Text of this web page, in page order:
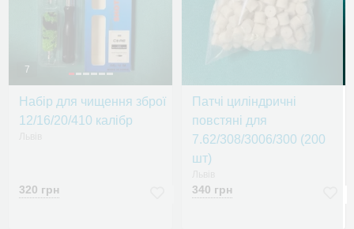
7
Набір для чищення зброї
12/16/20/410 калібр
320 грн
Патчі циліндричні
повстяні для
7.62/308/3006/300 (200
шт)
340 грн